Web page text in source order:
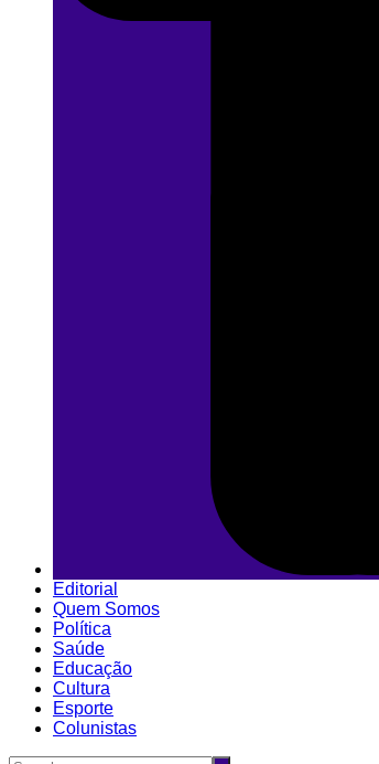
Editorial
Quem Somos
Política
Saúde
Educação
Cultura
Esporte
Colunistas